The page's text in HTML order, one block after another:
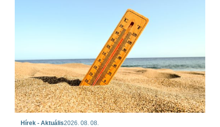
Hírek - Aktuális2026. 08. 08.